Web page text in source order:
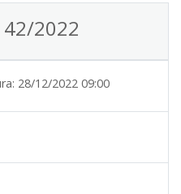
42/2022
28/12/2022 09:00